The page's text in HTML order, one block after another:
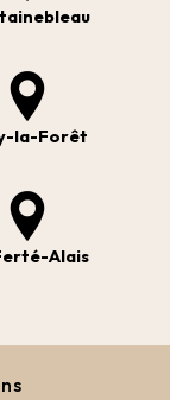
la-Forêt
Alais